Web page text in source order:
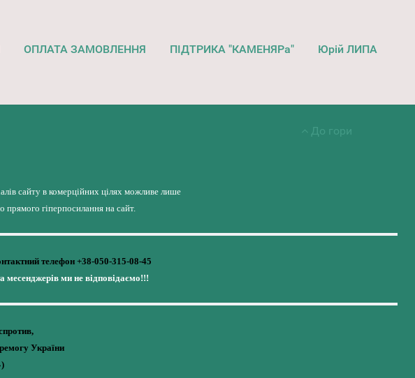
ОПЛАТА ЗАМОВЛЕННЯ ПІДТРИКА "КАМЕНЯРа" Юрій ЛИПА
До гори
сайту в комерційних цілях можливе лише
гіперпосилання на сайт.
телефон +38-050-315-08-45
месенджерів ми не відповідаємо!!!
України